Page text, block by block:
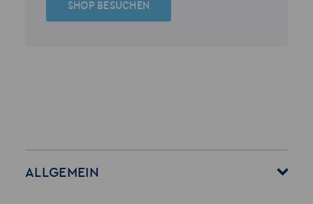
SHOP BESUCHEN
ALLGEMEIN